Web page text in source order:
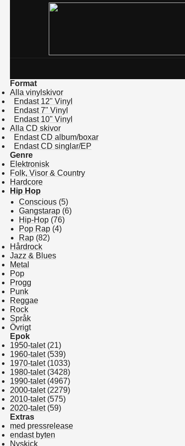
Format
Alla vinylskivor
Endast 12" Vinyl
Endast 7" Vinyl
Endast 10" Vinyl
Alla CD skivor
Endast CD album/boxar
Endast CD singlar/EP
Genre
Elektronisk
Folk, Visor & Country
Hardcore
Hip Hop
Conscious (5)
Gangstarap (6)
Hip-Hop (76)
Pop Rap (4)
Rap (82)
Hårdrock
Jazz & Blues
Metal
Pop
Progg
Punk
Reggae
Rock
Språk
Övrigt
Epok
1950-talet(21)
1960-talet(539)
1970-talet(1033)
1980-talet(3428)
1990-talet(4967)
2000-talet(2279)
2010-talet(575)
2020-talet(59)
Extras
med pressrelease
endast byten
Nyskick